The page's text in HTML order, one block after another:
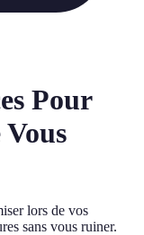
Pour
lors de vos
sans vous ruiner.